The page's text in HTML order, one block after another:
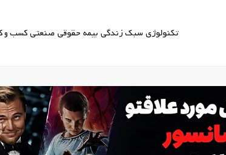
تکنولوژی سبک زندگی بیمهحقوقی صنعتیکسب و